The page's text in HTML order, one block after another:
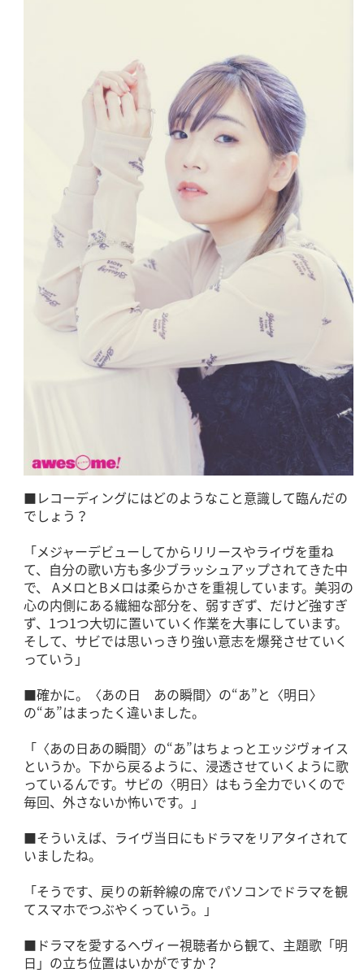
■レコーディングにはどのようなこと意識して臨んだの
でしょう？
「メジャーデビューしてからリリースやライヴを重ね
て、自分の歌い方も多少ブラッシュアップされてきた中
で、 AメロとBメロは柔らかさを重視しています。美羽の
心の内側にある繊細な部分を、弱すぎず、だけど強すぎ
ず、1つ1つ大切に置いていく作業を大事にしています。
そして、サビでは思いっきり強い意志を爆発させていく
っていう」
■確かに。〈あの日 あの瞬間〉の“あ”と〈明日〉
の“あ”はまったく違いました。
「〈あの日あの瞬間〉の“あ”はちょっとエッジヴォイス
というか。下から戻るように、浸透させていくように歌
っているんです。サビの〈明日〉はもう全力でいくので
毎回、外さないか怖いです。」
■そういえば、ライヴ当日にもドラマをリアタイされて
いましたね。
「そうです、戻りの新幹線の席でパソコンでドラマを観
てスマホでつぶやくっていう。」
■ドラマを愛するヘヴィー視聴者から観て、主題歌「明
日」の立ち位置はいかがですか？